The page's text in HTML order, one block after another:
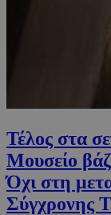
Τέλος στα
Μουσείο
Όχι στη
Σύγχρονης